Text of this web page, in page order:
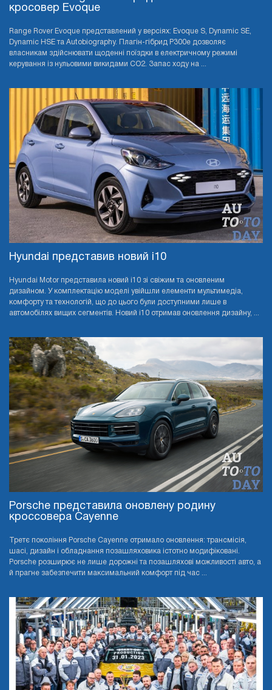
кросовер Evoque
Range Rover Evoque представлений у версіях: Evoque S, Dynamic SE,
Dynamic HSE та Autobiography. Плагін-гібрид P300e дозволяє
власникам здійснювати щоденні поїздки в електричному режимі
керування із нульовими викидами CO2. Запас ходу на ...
Hyundai представив новий i10
Hyundai Motor представила новий i10 зі свіжим та оновленим
дизайном. У комплектацію моделі увійшли елементи мультимедіа,
комфорту та технологій, що до цього були доступними лише в
автомобілях вищих сегментів. Новий i10 отримав оновлення дизайну, ...
Porsche представила оновлену родину
кроссовера Cayenne
Третє покоління Porsche Cayenne отримало оновлення: трансмісія,
шасі, дизайн і обладнання позашляховика істотно модифіковані.
Porsche розширює не лише дорожні та позашляхові можливості авто, а
й прагне забезпечити максимальний комфорт під час ...